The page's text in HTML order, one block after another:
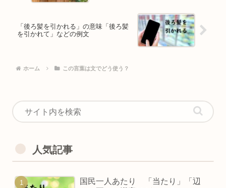
「後ろ髪を引かれる」の意味「後ろ髪
を引かれて」などの例文
ホーム この言葉は文でどう使う？
人気記事
国民一人あたり 「当たり」「辺